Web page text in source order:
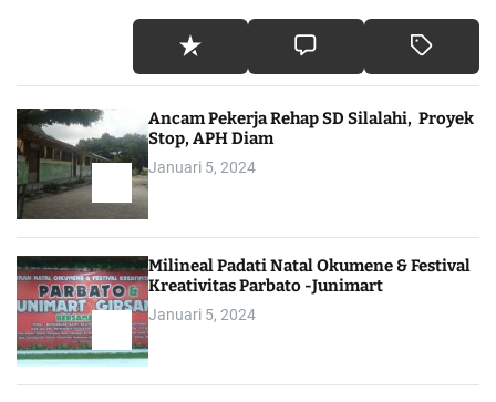
Ancam Pekerja Rehap SD Silalahi, Proyek
Stop, APH Diam
Januari 5, 2024
Milineal Padati Natal Okumene & Festival
Kreativitas Parbato -Junimart
Januari 5, 2024